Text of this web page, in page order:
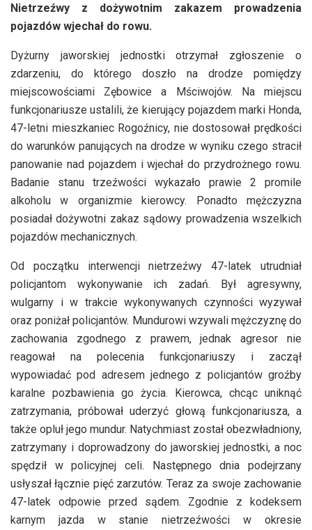
Nietrzeźwy z dożywotnim zakazem prowadzenia
pojazdów wjechał do rowu.
Dyżurny jaworskiej jednostki otrzymał zgłoszenie o
zdarzeniu, do którego doszło na drodze pomiędzy
miejscowościami Zębowice a Mściwojów. Na miejscu
funkcjonariusze ustalili, że kierujący pojazdem marki Honda,
47-letni mieszkaniec Rogoźnicy, nie dostosował prędkości
do warunków panujących na drodze w wyniku czego stracił
panowanie nad pojazdem i wjechał do przydrożnego rowu.
Badanie stanu trzeźwości wykazało prawie 2 promile
alkoholu w organizmie kierowcy. Ponadto mężczyzna
posiadał dożywotni zakaz sądowy prowadzenia wszelkich
pojazdów mechanicznych.
Od początku interwencji nietrzeźwy 47-latek utrudniał
policjantom wykonywanie ich zadań. Był agresywny,
wulgarny i w trakcie wykonywanych czynności wyzywał
oraz poniżał policjantów. Mundurowi wzywali mężczyznę do
zachowania zgodnego z prawem, jednak agresor nie
reagował na polecenia funkcjonariuszy i zaczął
wypowiadać pod adresem jednego z policjantów groźby
karalne pozbawienia go życia. Kierowca, chcąc uniknąć
zatrzymania, próbował uderzyć głową funkcjonariusza, a
także opluł jego mundur. Natychmiast został obezwładniony,
zatrzymany i doprowadzony do jaworskiej jednostki, a noc
spędził w policyjnej celi. Następnego dnia podejrzany
usłyszał łącznie pięć zarzutów. Teraz za swoje zachowanie
47-latek odpowie przed sądem. Zgodnie z kodeksem
karnym jazda w stanie nietrzeźwości w okresie